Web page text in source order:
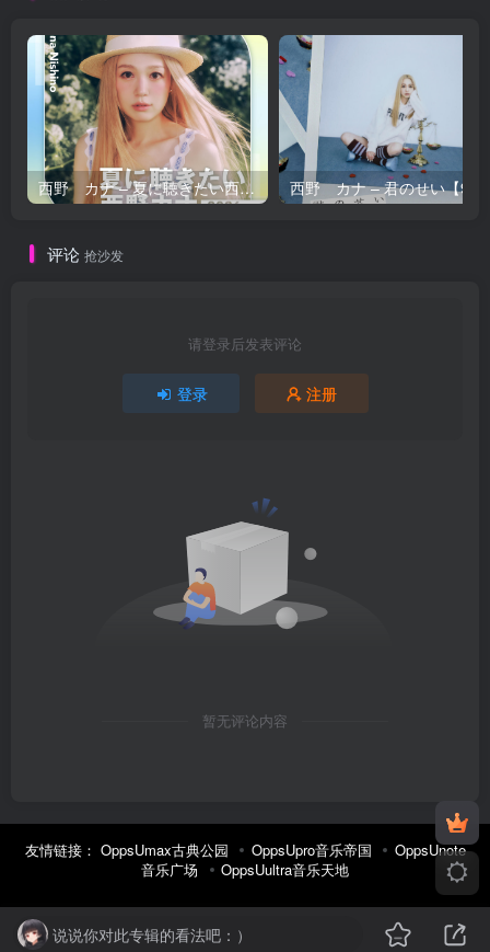
西野 カナ – 夏に聴きたい西野カナ2026【44.1kHz／16bit】日本区
评论 抢沙发
请登录后发表评论
登录 注册
暂无评论内容
友情链接： OppsUmax古典公园 OppsUpro音乐帝国
OppsUnote
音乐广场
OppsUultra音乐天地
说说你对此专辑的看法吧：）